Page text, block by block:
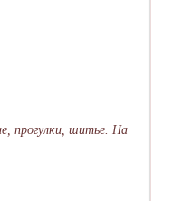
прогулки, шитье. На